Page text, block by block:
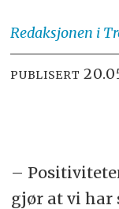
Redaksjonen i
PUBLISERT
–
gjør at vi har